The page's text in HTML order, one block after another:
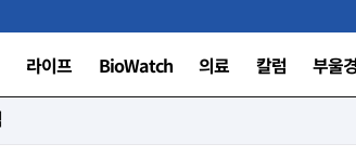
라이프 BioWatch 의료 칼럼 부울경